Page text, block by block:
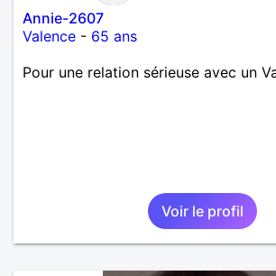
Annie-2607
Valence - 65 ans
Pour une relation sérieuse avec un
Voir le profil